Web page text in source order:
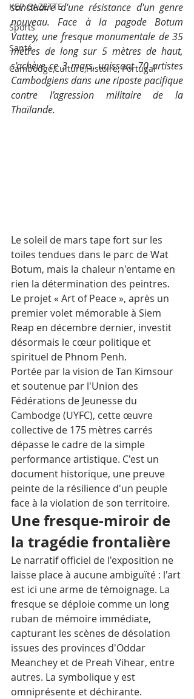
KEP GAZETTE
Sports
Santé
Cambodge,Culture,Histoire, Portugal
sanctuaire d'une résistance d'un genre
nouveau. Face à la pagode Botum
Vattey, une fresque monumentale de 35
mètres de long sur 5 mètres de haut,
s'achève ce 3 mars, unissant 70 artistes
Cambodgiens dans une riposte pacifique
contre l’agression militaire de la
Thaïlande.
Le soleil de mars tape fort sur les
toiles tendues dans le parc de Wat
Botum, mais la chaleur n'entame en
rien la détermination des peintres.
Le projet « Art of Peace », après un
premier volet mémorable à Siem
Reap en décembre dernier, investit
désormais le cœur politique et
spirituel de Phnom Penh.
Portée par la vision de Tan Kimsour
et soutenue par l'Union des
Fédérations de Jeunesse du
Cambodge (UYFC), cette œuvre
collective de 175 mètres carrés
dépasse le cadre de la simple
performance artistique. C'est un
document historique, une preuve
peinte de la résilience d'un peuple
face à la violation de son territoire.
Une fresque-miroir de
la tragédie frontalière
Le narratif officiel de l'exposition ne
laisse place à aucune ambiguïté : l'art
est ici une arme de témoignage. La
fresque se déploie comme un long
ruban de mémoire immédiate,
capturant les scènes de désolation
issues des provinces d'Oddar
Meanchey et de Preah Vihear, entre
autres. La symbolique y est
omniprésente et déchirante.